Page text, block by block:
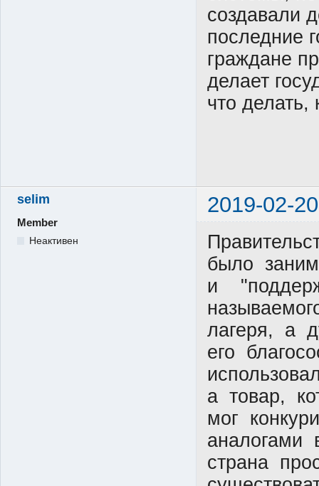
создавали
последние
граждане
делает
что делать,
selim 2019-02-
Member
Неактивен
было
и
лагеря, а
его
а товар,
мог
аналогами
страна